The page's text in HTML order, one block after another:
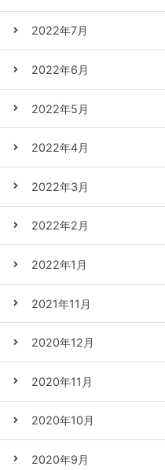
2022年7月
2022年6月
2022年5月
2022年4月
2022年3月
2022年2月
2022年1月
2021年11月
2020年12月
2020年11月
2020年10月
2020年9月